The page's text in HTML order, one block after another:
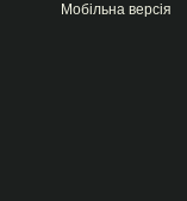
Мобільна версія